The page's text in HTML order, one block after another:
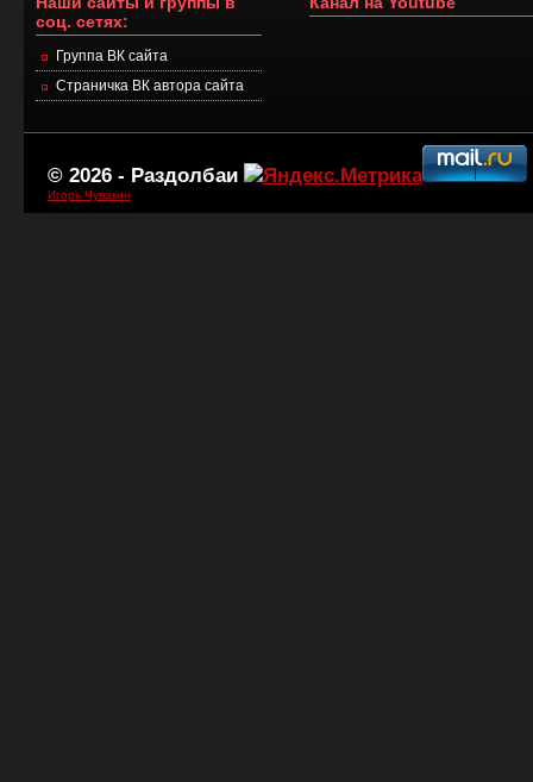
соц. сетях:
Группа ВК сайта
Страничка ВК автора сайта
© 2026 - Раздолбаи
Игорь Чувакин